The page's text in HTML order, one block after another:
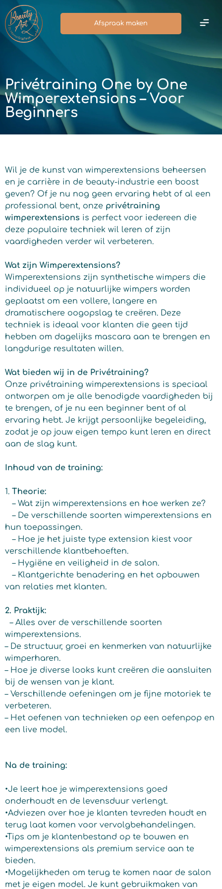
Afspraak maken
Privétraining One by One
Wimperextensions – Voor
Beginners
Wil je de kunst van wimperextensions beheersen
en je carrière in de beauty-industrie een boost
geven? Of je nu nog geen ervaring hebt of al een
professional bent, onze privétraining
wimperextensions is perfect voor iedereen die
deze populaire techniek wil leren of zijn
vaardigheden verder wil verbeteren.
Wat zijn Wimperextensions?
Wimperextensions zijn synthetische wimpers die
individueel op je natuurlijke wimpers worden
geplaatst om een vollere, langere en
dramatischere oogopslag te creëren. Deze
techniek is ideaal voor klanten die geen tijd
hebben om dagelijks mascara aan te brengen en
langdurige resultaten willen.
Wat bieden wij in de Privétraining?
Onze privétraining wimperextensions is speciaal
ontworpen om je alle benodigde vaardigheden bij
te brengen, of je nu een beginner bent of al
ervaring hebt. Je krijgt persoonlijke begeleiding,
zodat je op jouw eigen tempo kunt leren en direct
aan de slag kunt.
Inhoud van de training:
1. Theorie:
– Wat zijn wimperextensions en hoe werken ze?
– De verschillende soorten wimperextensions en
hun toepassingen.
– Hoe je het juiste type extension kiest voor
verschillende klantbehoeften.
– Hygiëne en veiligheid in de salon.
– Klantgerichte benadering en het opbouwen
van relaties met klanten.
2. Praktijk:
– Alles over de verschillende soorten
wimperextensions.
– De structuur, groei en kenmerken van natuurlijke
wimperharen.
– Hoe je diverse looks kunt creëren die aansluiten
bij de wensen van je klant.
– Verschillende oefeningen om je fijne motoriek te
verbeteren.
– Het oefenen van technieken op een oefenpop en
een live model.
Na de training:
•Je leert hoe je wimperextensions goed
onderhoudt en de levensduur verlengt.
•Adviezen over hoe je klanten tevreden houdt en
terug laat komen voor vervolgbehandelingen.
•Tips om je klantenbestand op te bouwen en
wimperextensions als premium service aan te
bieden.
•Mogelijkheden om terug te komen naar de salon
met je eigen model. Je kunt gebruikmaken van